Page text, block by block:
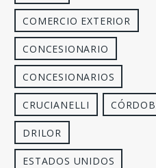
COMERCIO EXTERIOR
CONCESIONARIO
CONCESIONARIOS
CRUCIANELLI
DRILOR
ESTADOS UNIDOS